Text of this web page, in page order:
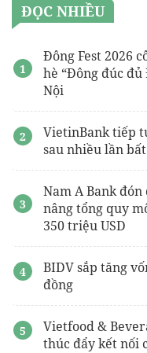
Kim Oanh mở bánnhà phố
Thông tin dự ánThe
Dự ánThe Emerald
ĐỌC NHIỀU
Đông Fest 2026
hè “Đông đúc
Nội
VietinBank tiếp
sau nhiều lần
Nam A Bank
nâng tổng quy
350 triệu USD
BIDV sắp tăng
đồng
Vietfood &
thúc đẩy kết nối